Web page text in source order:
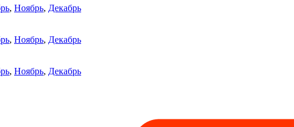
, Ноябрь, Декабрь
, Ноябрь, Декабрь
, Ноябрь, Декабрь